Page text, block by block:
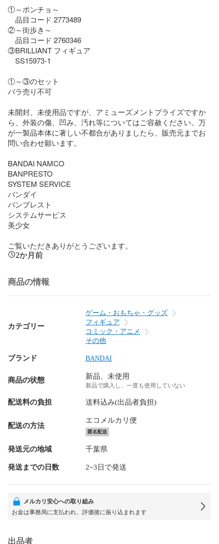
①～ポンチョ～
品目コード 2773489
②～街歩き～
品目コード 2760346
③BRILLIANT フィギュア
SS15973-1
①～③のセット
バラ売り不可
未開封、未使用品ですが、アミューズメントプライズですか
ら、外装の傷、凹み、汚れ等についてはご容赦ください。万
が一製品本体に著しい不都合がありましたら、販売元までお
問い合わせ願います。
BANDAI NAMCO
BANPRESTO
SYSTEM SERVICE
バンダイ
バンプレスト
システムサービス
美少女
ご覧いただきありがとうございます。
2か月前
商品の情報
カテゴリー
ゲーム・おもちゃ・グッズ
フィギュア
コミック・アニメ
その他
ブランド BANDAI
商品の状態 新品、未使用
新品で購入し、一度も使用していない
配送料の負担 送料込み(出品者負担)
配送の方法
エコメルカリ便
匿名配送
発送元の地域 千葉県
発送までの日数 2~3日で発送
メルカリ安心への取り組み
お金は事務局に支払われ、評価後に振り込まれます
出品者